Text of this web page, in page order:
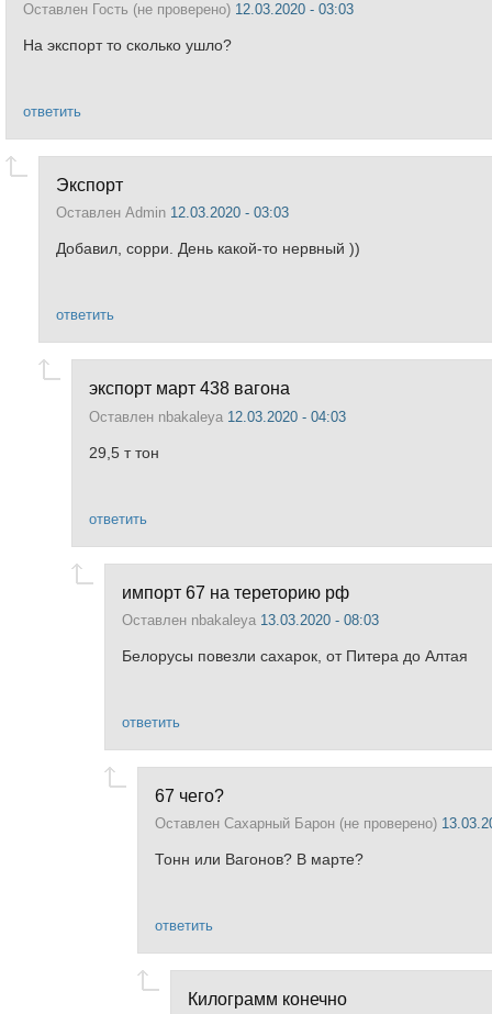
Оставлен Гость (не проверено) 12.03.2020 - 03:03
На экспорт то сколько ушло?
ответить
Экспорт
Оставлен Admin 12.03.2020 - 03:03
Добавил, сорри. День какой-то нервный ))
ответить
экспорт март 438 вагона
Оставлен nbakaleya 12.03.2020 - 04:03
29,5 т тон
ответить
импорт 67 на тереторию рф
Оставлен nbakaleya 13.03.2020 - 08:03
Белорусы повезли сахарок, от Питера до Алтая
ответить
67 чего?
Оставлен Сахарный Барон (не проверено)
Тонн или Вагонов? В марте?
ответить
Килограмм конечно